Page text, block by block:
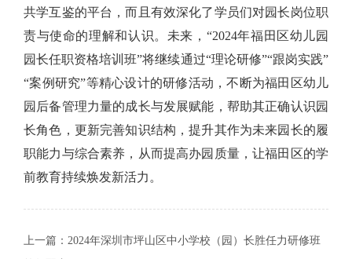
共学互鉴的平台，而且有效深化了学员们对园长岗位职
责与使命的理解和认识。未来，“2024年福田区幼儿园
园长任职资格培训班”将继续通过“理论研修”“跟岗实践”
“案例研究”等精心设计的研修活动，不断为福田区幼儿
园后备管理力量的成长与发展赋能，帮助其正确认识园
长角色，更新完善知识结构，提升其作为未来园长的履
职能力与综合素养，从而提高办园质量，让福田区的学
前教育持续焕发新活力。
上一篇： 2024年深圳市坪山区中小学校（园）长胜任力研修班